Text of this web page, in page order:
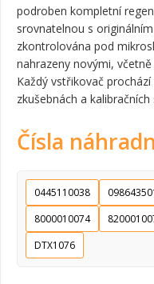
podroben kompletní
srovnatelnou s
zkontrolována pod
nahrazeny novými,
Každý vstřikovač
zkušebnách a kalibračních
Čísla
0445110038
8000010074
DTX1076